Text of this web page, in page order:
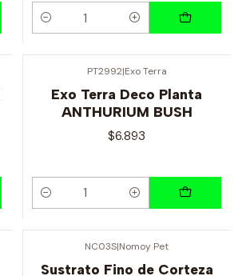
Cantidad
PT2992|Exo Terra
Exo Terra Deco Planta
ANTHURIUM BUSH
$6.893
Cantidad
NC03S|Nomoy Pet
Sustrato Fino de Corteza